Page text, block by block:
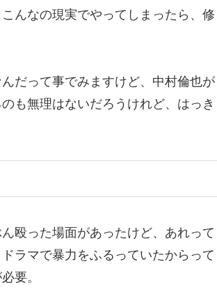
んなの現実でやってしまったら、修
だって事でみますけど、中村倫也が
も無理はないだろうけれど、はっき
殴った場面があったけど、あれって
ラマで暴力をふるっていたからって
要。